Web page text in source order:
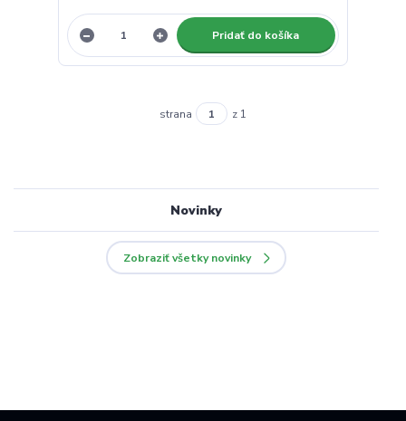
Pridať do košíka
strana z 1
Novinky
Zobraziť všetky novinky